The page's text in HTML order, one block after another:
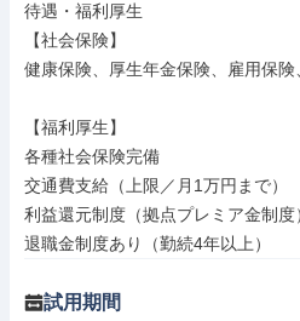
待遇・福利厚生
【社会保険】
健康保険、厚生年金保険、雇用保険
【福利厚生】
各種社会保険完備
交通費支給（上限／月1万円まで）
利益還元制度（拠点プレミア金制度
退職金制度あり（勤続4年以上）
試用期間